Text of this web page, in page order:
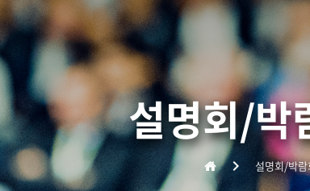
신세기 집중 케어시스템 찾아오는 길
가폴국제학교 싱가폴사립학교 싱가폴공립학교
학금유학 국립대학교 사립대학교 추천 정규
조기유학대비반 대학 입학대비반
유학뉴스 싱가폴정보 숙소정보 비자
설명회/박
설명회/박람